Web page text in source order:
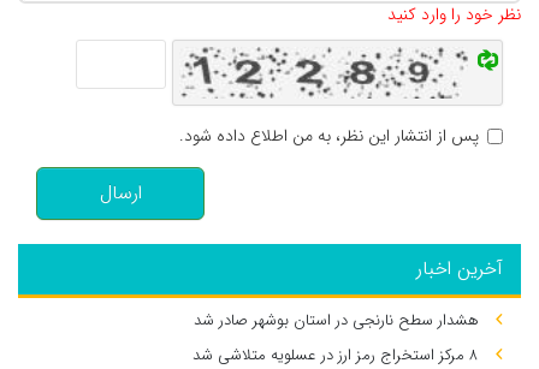
نظر خود را وارد کنید
پس از انتشار این نظر، به من اطلاع داده شود.
ارسال
آخرین اخبار
هشدار سطح نارنجی در استان بوشهر صادر شد
۸ مرکز استخراج رمز ارز در عسلویه متلاشی شد